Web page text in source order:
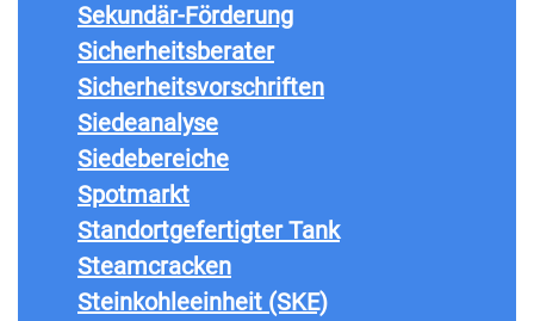
Sekundär-Förderung
Sicherheitsberater
Sicherheitsvorschriften
Siedeanalyse
Siedebereiche
Spotmarkt
Standortgefertigter Tank
Steamcracken
Steinkohleeinheit (SKE)